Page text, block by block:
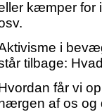
kæmper for
i
tilbage:
får vi
hærgen af os